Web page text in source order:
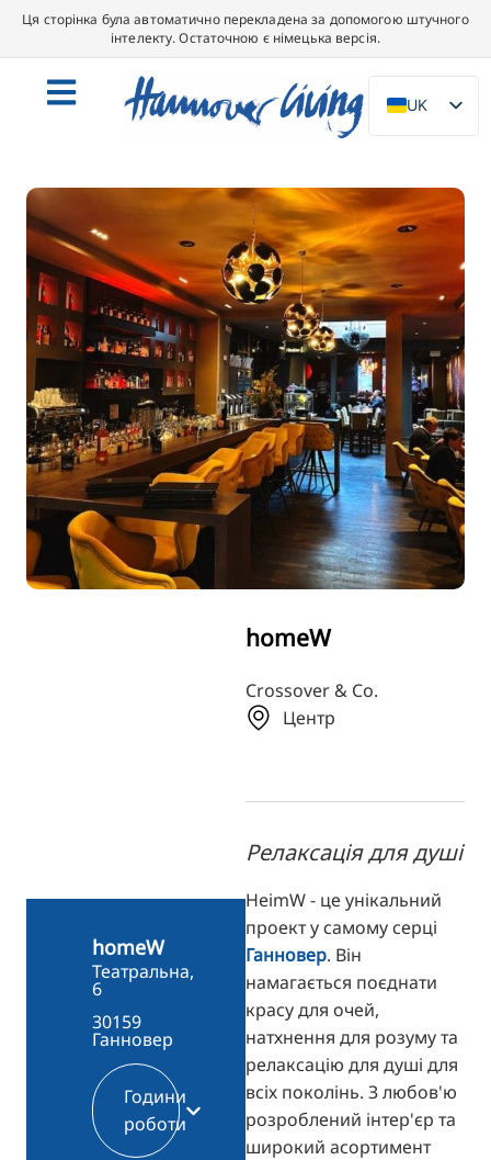
Ця сторінка була автоматично перекладена за допомогою штучного
інтелекту. Остаточною є німецька версія.
UK
DE
NL
PL
ES
IT
DA
SV
FR
PT
TR
FI
homeW
Crossover & Co.
Центр
Релаксація для душі
HeimW - це унікальний
проект у самому серці
Ганновер. Він
намагається поєднати
красу для очей,
натхнення для розуму та
релаксацію для душі для
всіх поколінь. З любов'ю
розроблений інтер'єр та
широкий асортимент
homeW
Театральна,
6
30159
Ганновер
Години
роботи